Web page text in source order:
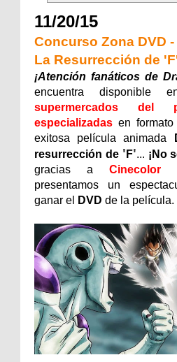
11/20/15
Concurso Zona DVD
La Resurrección de
¡Atención fanáticos de
encuentra disponible
supermercados del
especializadas en formato
exitosa película animada
resurrección de ' F'... ¡No
gracias a Cinecolor
presentamos un
ganar el
DVD de la película.